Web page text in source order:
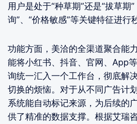
用户是处于“种草期”还是“拔草期
询”、“价格敏感”等关键特征进行
功能方面，美洽的全渠道聚合能
能将小红书、抖音、官网、App
询统一汇入一个工作台，彻底解
切换的烦恼。对于从不同广告计
系统能自动标记来源，为后续的
供了精准的数据支撑。根据艾瑞